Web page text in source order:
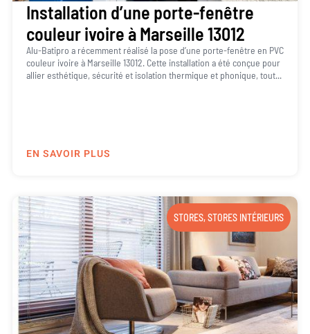
Installation d’une porte-fenêtre
couleur ivoire à Marseille 13012
Alu-Batipro a récemment réalisé la pose d’une porte-fenêtre en PVC
couleur ivoire à Marseille 13012. Cette installation a été conçue pour
allier esthétique, sécurité et isolation thermique et phonique, tout...
EN SAVOIR PLUS
STORES,STORES INTÉRIEURS